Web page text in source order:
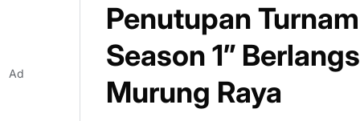
Penutupan
Season 1”
Murung Raya
Ad